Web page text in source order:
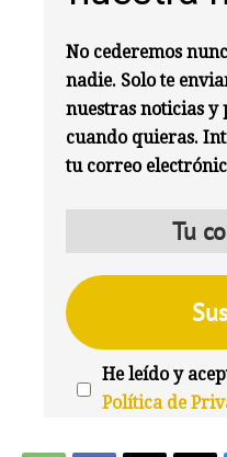
No cederemos
nadie. Solo te
nuestras noticias y
cuando quieras.
tu correo
He leído y
Política de